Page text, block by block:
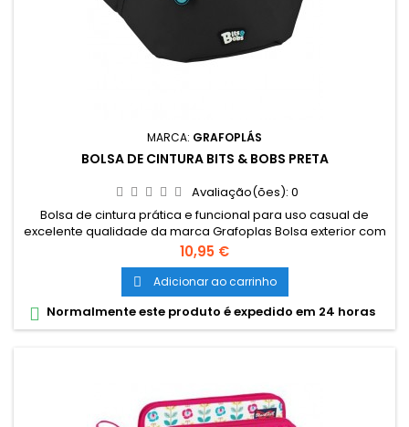
MARCA: GRAFOPLÁS
BOLSA DE CINTURA BITS & BOBS PRETA
Avaliação(ões): 0
Bolsa de cintura prática e funcional para uso casual de
excelente qualidade da marca Grafoplas Bolsa exterior com
fecho. Segunda bolsa frontal menos. Dimensões
aproximadas: 23 x 12 x 9 cm
Preço
10,95 €
 Adicionar ao carrinho
 Normalmente este produto é expedido em 24 horas